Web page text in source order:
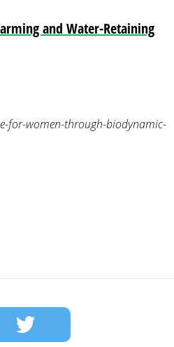
and Water-Retaining
for-women-through-biodynamic-